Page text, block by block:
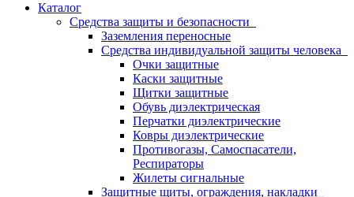
Каталог
Средства защиты и безопасности
Заземления переносные
Средства индивидуальной защиты человека
Очки защитные
Каски защитные
Щитки защитные
Обувь диэлектрическая
Перчатки диэлектрические
Ковры диэлектрические
Противогазы, Самоспасатели,
Респираторы
Жилеты сигнальные
Защитные щиты, ограждения, накладки